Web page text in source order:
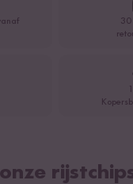
30